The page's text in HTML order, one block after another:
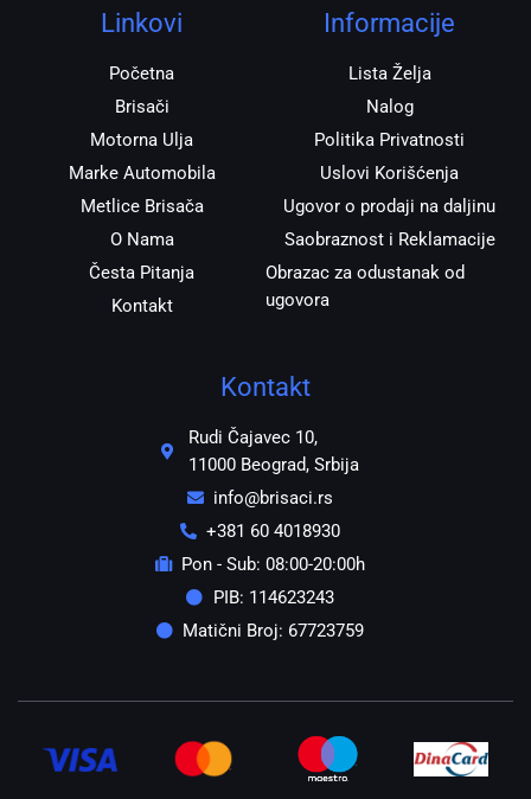
r
a
Linkovi
Početna
Brisači
Motorna Ulja
Marke Automobila
Metlice Brisača
O Nama
Česta Pitanja
Kontakt
Informacije
Lista Želja
Nalog
Politika Privatnosti
Uslovi Korišćenja
Ugovor o prodaji na daljinu
Saobraznost i Reklamacije
Obrazac za odustanak od
ugovora
Kontakt
Rudi Čajavec 10,
11000 Beograd, Srbija
info@brisaci.rs
+381 60 4018930
Pon - Sub: 08:00-20:00h
PIB: 114623243
Matični Broj: 67723759